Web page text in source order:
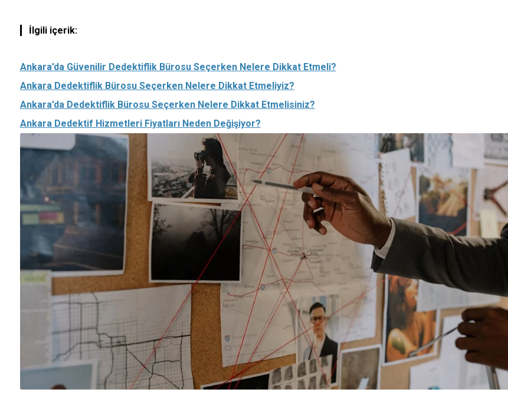
İlgili içerik:
Ankara’da Güvenilir Dedektiflik Bürosu Seçerken Nelere Dikkat Etmeli?
Ankara Dedektiflik Bürosu Seçerken Nelere Dikkat Etmeliyiz?
Ankara’da Dedektiflik Bürosu Seçerken Nelere Dikkat Etmelisiniz?
Ankara Dedektif Hizmetleri Fiyatları Neden Değişiyor?